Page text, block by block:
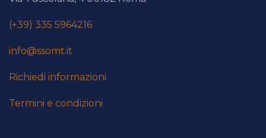
(+39) 335 5964216
info@ssomt.it
Richiedi informazioni
Termini e condizioni